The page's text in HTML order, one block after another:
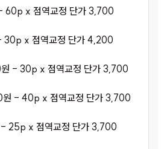
x 점역교정 단가 3,700
x 점역교정 단가 4,200
- 30p x 점역교정 단가 3,700
- 40p x 점역교정 단가 3,700
25p x 점역교정 단가 3,700